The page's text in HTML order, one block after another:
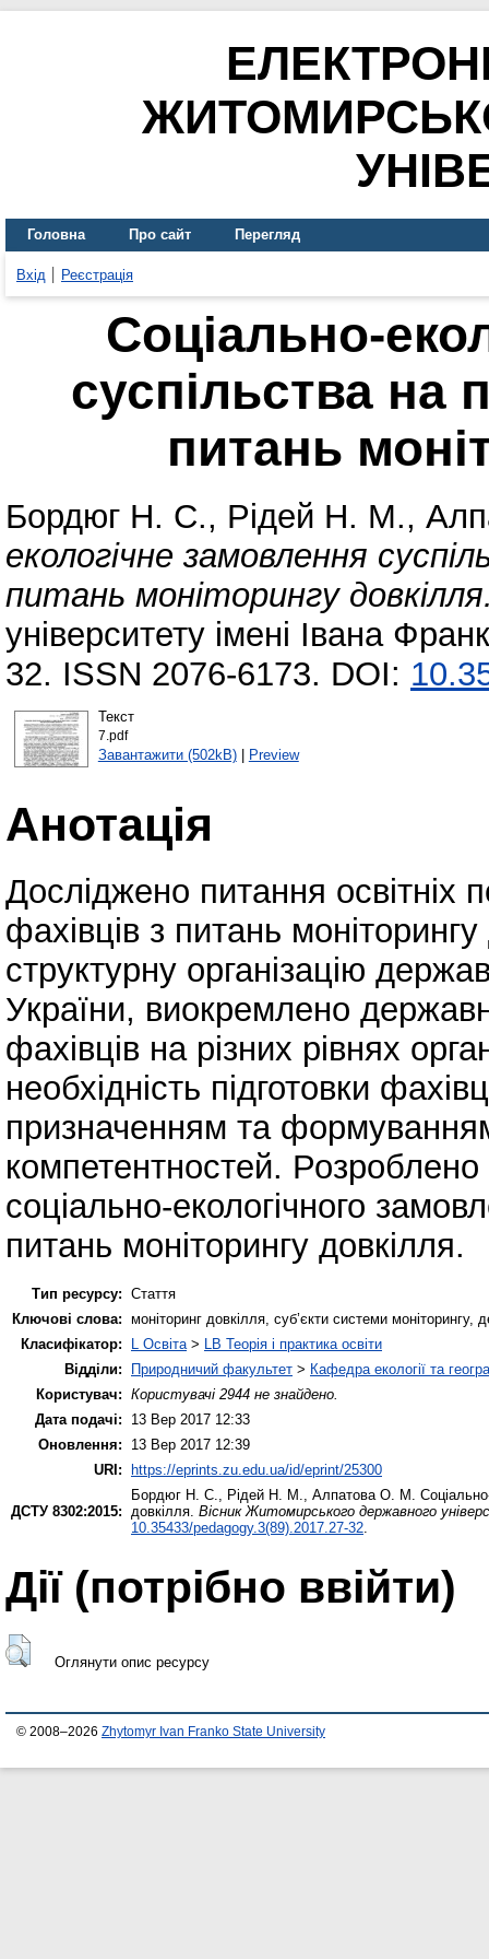
Головна Про сайт Перегляд
Вхід Реєстрація
Соціально-
суспільства на
питань
Бордюг Н. С., Рідей Н. М.,
екологічне замовлення
питань моніторингу
університету імені Івана
32. ISSN 2076-6173. DOI:
Текст
7.pdf
Завантажити (502kB)| Preview
Анотація
Досліджено питання освітніх
фахівців з питань
структурну організацію
України, виокремлено
фахівців на різних рівнях
необхідність підготовки
призначенням та
компетентностей. Розроблено
соціально-екологічного
питань моніторингу довкілля.
Тип ресурсу: Стаття
Ключові слова: моніторинг довкілля, суб’єкти системи моніторингу,
Класифікатор:
L Освіта > LB Теорія і практика освіти
Відділи:
Природничий факультет > Кафедра екології та
Користувач: Користувачі 2944 не знайдено.
Дата подачі:
13 Вер 2017 12:33
Оновлення:
13 Вер 2017 12:39
URI: https://eprints.zu.edu.ua/id/eprint/25300
ДСТУ 8302:2015:
Бордюг Н. С. Рідей Н. М. Алпатова О. М.
довкілля. Вісник Житомирського державного
10.35433/pedagogy.3(89).2017.27-32
Дії ​​(потрібно ввійти)
Оглянути опис ресурсу
© 2008–2026 Zhytomyr Ivan Franko State University